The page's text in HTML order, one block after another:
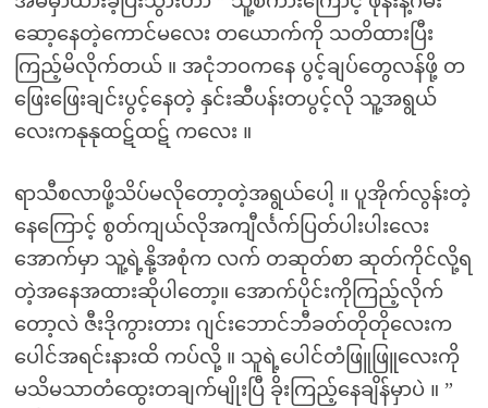
ဆော့နေတဲ့ကောင်မလေး တယောက်ကို သတိထားပြီး
ကြည့်မိလိုက်တယ် ။ အငုံဘဝကနေ ပွင့်ချပ်တွေလန်ဖို့ တ
ဖြေးဖြေးချင်းပွင့်နေတဲ့ နှင်းဆီပန်းတပွင့်လို သူ့အရွယ်
လေးကနုနုထဋ်ထဋ် ကလေး ။
ရာသီစလာဖို့သိပ်မလိုတော့တဲ့အရွယ်ပေါ့ ။ ပူအိုက်လွန်းတဲ့
နေကြောင့် စွတ်ကျယ်လိုအကျီင်္လက်ပြတ်ပါးပါးလေး
အောက်မှာ သူ့ရဲ့နို့အစုံက လက် တဆုတ်စာ ဆုတ်ကိုင်လို့ရ
တဲ့အနေအထားဆိုပါတော့။ အောက်ပိုင်းကိုကြည့်လိုက်
တော့လဲ ဇီးဒိုကွားတား ဂျင်းဘောင်ဘီခတ်တိုတိုလေးက
ပေါင်အရင်းနားထိ ကပ်လို့ ။ သူရဲ့ပေါင်တံဖြူဖြူလေးကို
မသိမသာတံထွေးတချက်မျိုးပြီ ခိုးကြည့်နေချိန်မှာပဲ ။ ”